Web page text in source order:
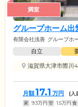
満室
グループホーム出
有限会社浅善 グループホ
自立
滋賀県大津市際川
月額17.1 万円 (入
家 9.3万円 管 1.5万円 食